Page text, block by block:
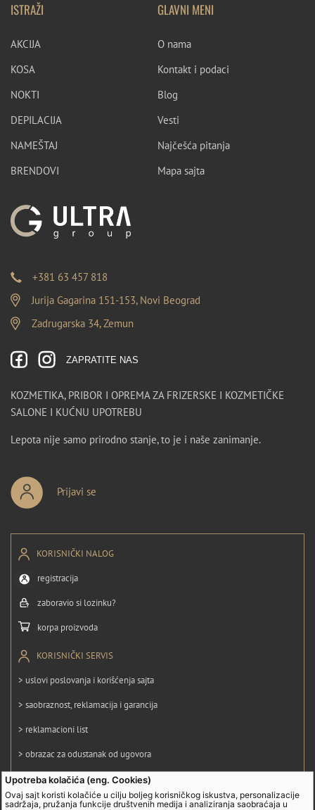
Upotreba kolačića (eng. Cookies)
Ovaj sajt koristi kolačiće u cilju boljeg korisničkog iskustva, personalizacije
sadržaja, pružanja funkcije društvenih medija i analiziranja saobraćaja u
ISTRAŽI
AKCIJA
KOSA
NOKTI
DEPILACIJA
NAMEŠTAJ
BRENDOVI
GLAVNI MENI
O nama
Kontakt i podaci
Blog
Vesti
Najčešća pitanja
Mapa sajta
+381 63 457 818
Jurija Gagarina 151-153, Novi Beograd
Zadrugarska 34, Zemun
ZAPRATITE NAS
KOZMETIKA, PRIBOR I OPREMA ZA FRIZERSKE I KOZMETIČKE
SALONE I KUĆNU UPOTREBU
Lepota nije samo prirodno stanje, to je i naše zanimanje.
Prijavi se
KORISNIČKI NALOG
registracija
zaboravio si lozinku?
korpa proizvoda
KORISNIČKI SERVIS
> uslovi poslovanja i korišćenja sajta
> saobraznost, reklamacija i garancija
> reklamacioni list
> obrazac za odustanak od ugovora
> politika privatnosti
> politika kolačića